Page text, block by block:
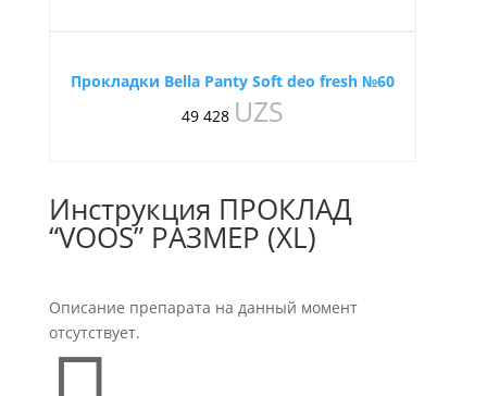
Прокладки Bella Panty Soft deo fresh №60
49 428 UZS
Инструкция ПРОКЛАД
“VOOS” РАЗМЕР (XL)
Описание препарата на данный момент
отсутствует.